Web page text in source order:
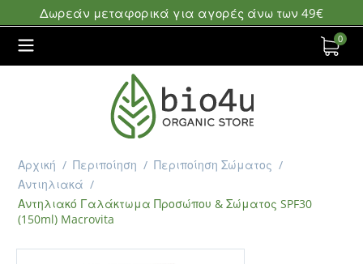
Δωρεάν μεταφορικά για αγορές άνω των 49€
0
Αρχική / Περιποίηση / Περιποίηση Σώματος /
Αντιηλιακά /
Αντηλιακό Γαλάκτωμα Προσώπου & Σώματος SPF30
(150ml) Macrovita